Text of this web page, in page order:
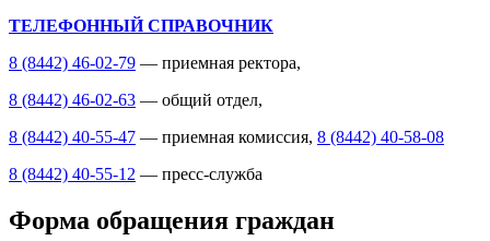
ТЕЛЕФОННЫЙ СПРАВОЧНИК
8 (8442) 46-02-79 — приемная ректора,
8 (8442) 46-02-63 — общий отдел,
8 (8442) 40-55-47 — приемная комиссия, 8 (8442) 40-58-08
8 (8442) 40-55-12 — пресс-служба
Форма обращения граждан